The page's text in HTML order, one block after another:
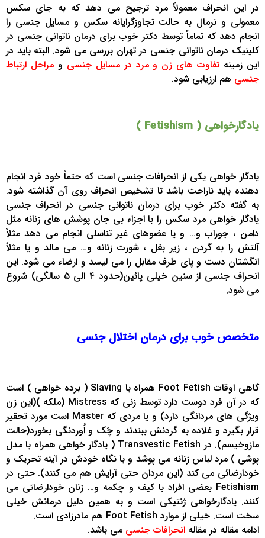
در این انحراف معمولاً مرد ترجیح می دهد که به جای سکس
معمولی و نرمال به حالت تجاوزگرایانه سکس و مسایل جنسی را
انجام دهد که تماماً توسط دکتر خوب برای درمان ناتوانی جنسی در
کلینیک درمان ناتوانی جنسی در تهران بررسی می شود. البته باید در
این زمینه تفاوت های زن و مرد در مسایل جنسی ومراحل ارتباط
جنسی هم ارزیابی شود.
یادگارخواهی ( Fetishism )
یادگار خواهی یکی از انحرافات جنسی است که حتماً خود فرد انجام
دهنده باید ناراحت باشد تا تشخیص انحراف روی آن گذاشته شود.
به گفته دکتر خوب برای درمان ناتوانی جنسی در انحراف جنسی
یادگار خواهی مرد سکس را با اجزاء بی جان پوشش های زنانه مثل
دامن ، جوراب و… و یا عضوهای غیر تناسلی انجام می دهد مثلاً
آلتش را به گردن ، زیر بغل ، شورت زنانه و… می مالد و یا مثلاً
انگشتان دست و پای طرف مقابل را می لیسد و ارضاء می شود. این
انحراف جنسی از سنین خیلی پائین(حدود ۴ الی ۵ سالگی) شروع
می شود.
متخصص خوب برای درمان اختلال جنسی
گاهی اوقات Foot Fetish همراه با Slaving ( برده خواهی ) است
که در آن فرد دوست دارد توسط زنی که Mistress (ملکه )(این زن
ویژگی های مردانگی دارد) و یا مردی که Master است مورد تحقیر
قرار بگیرد و غلاده به گردنش ببندند و چَک و اُوردنگی بخورد(حالت
مازوخیسم). در Transvestic Fetish ( یادگار خواهی همراه با مدل
پوشی ) مرد لباس زنانه می پوشد و با نگاه خودش در آینه تحریک و
خودارضائی می کند (این مردان حتی آرایش هم می کنند). حتی در
Fetishism بعضی افراد با کیف و چکمه و… زنان خودارضائی می
کنند. یادگارخواهی ژنتیکی است و به همین دلیل درمانش خیلی
سخت است. خیلی از موارد Foot Fetish هم مادرزادی است.
ادامه مقاله در مقاله انحرافات جنسی می باشد.